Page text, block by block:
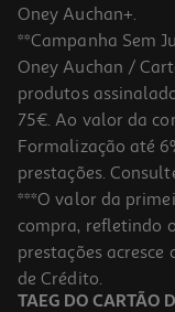
-10%
Livro Aliados Em Guerra
29.61 €/un
32,90 € PVP de editor
29,61 €
Oney Auchan+.
**Campanha Sem
Oney Auchan /
produtos
75€. Ao valor da
Formalização até
prestações.
***O valor da
compra, refletindo
prestações
de Crédito.
TAEG DO CARTÃO